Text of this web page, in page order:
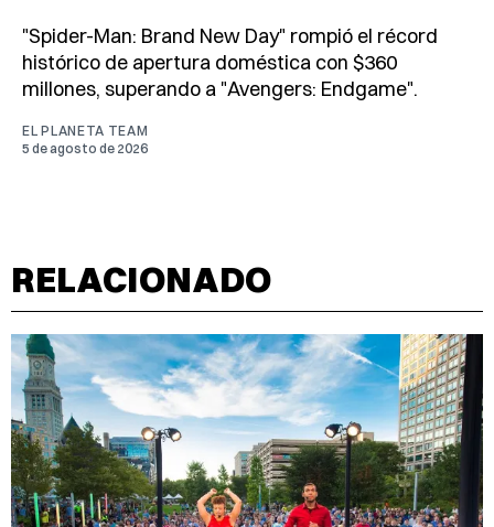
"Spider-Man: Brand New Day" rompió el récord
histórico de apertura doméstica con $360
millones, superando a "Avengers: Endgame".
EL PLANETA TEAM
5 de agosto de 2026
RELACIONADO